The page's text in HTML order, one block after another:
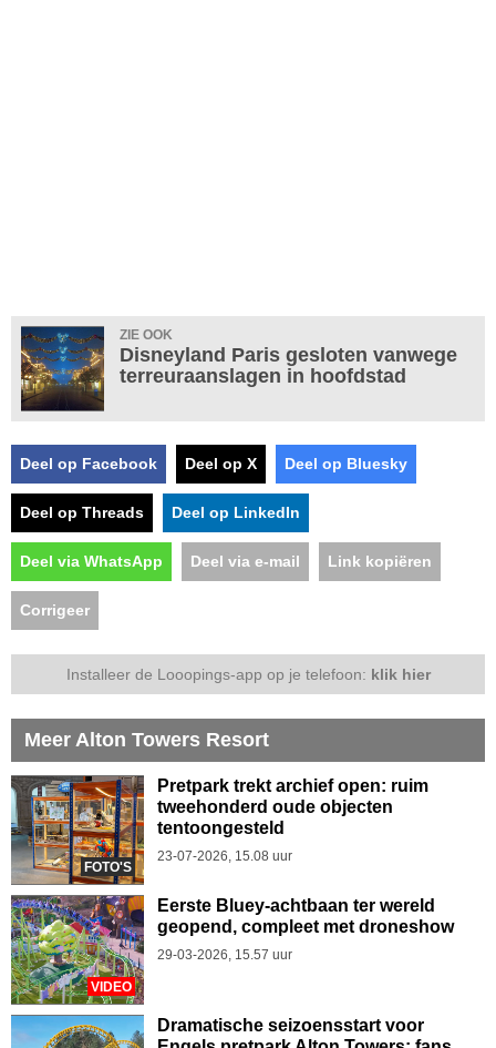
ZIE OOK
Disneyland Paris gesloten vanwege
terreuraanslagen in hoofdstad
Deel op Facebook Deel op X Deel op Bluesky
Deel op Threads Deel op LinkedIn
Deel via WhatsApp Deel via e-mail Link kopiëren
Corrigeer
Installeer de Looopings-app op je telefoon: klik hier
Meer Alton Towers Resort
FOTO'S
Pretpark trekt archief open: ruim
tweehonderd oude objecten
tentoongesteld
23-07-2026, 15.08 uur
VIDEO
Eerste Bluey-achtbaan ter wereld
geopend, compleet met droneshow
29-03-2026, 15.57 uur
Dramatische seizoensstart voor